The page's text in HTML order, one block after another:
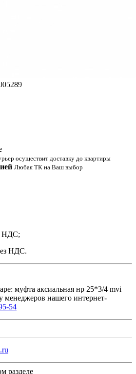
осуществит доставку до квартиры
Любая ТК на Ваш выбор
НДС;
НДС.
муфта аксиальная нр 25*3/4 mvi
менеджеров нашего интернет-
54
разделе